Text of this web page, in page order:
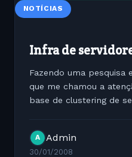
NOTÍCIAS
Infra de
Fazendo uma pesquisa
que me chamou a
base de clustering de
semi-abertas:
A Admin
30/01/2008